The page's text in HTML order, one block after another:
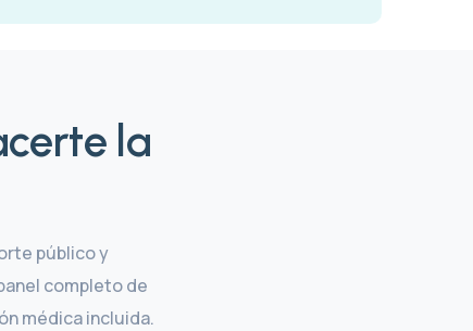
la
público y
completo de
médica incluida.